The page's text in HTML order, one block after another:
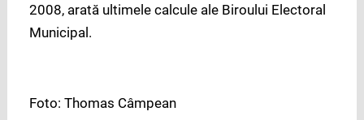
2008, arată ultimele calcule ale Biroului Electoral
Municipal.
Foto: Thomas Câmpean